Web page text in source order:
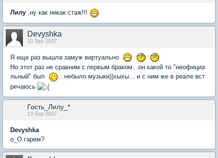
Лилу ,ну как никак стаж!!!
Devyshka
13 Sep 2007
Я еще раз вышла замуж виртуально
Но этот раз не сравним с первым браком...он какой то "неофициа
льный" был
...небыло музыки))хыхы... и с ним же в реале вст
речаюсь
Гость_Лилу_*
13 Sep 2007
Devyshka
о_О гарем?